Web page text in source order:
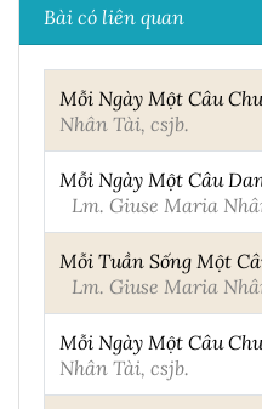
Bài có liên quan
Mỗi Ngày Một Câu
Nhân Tài, csjb.
Mỗi Ngày Một Câu
Lm. Giuse Maria
Mỗi Tuần Sống Một
Lm. Giuse Maria
Mỗi Ngày Một Câu
Nhân Tài, csjb.